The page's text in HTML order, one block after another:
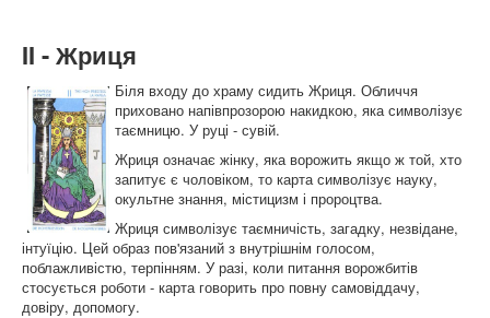
II - Жриця
Біля входу до храму сидить Жриця. Обличчя
приховано напівпрозорою накидкою, яка символізує
таємницю. У руці - сувій.
Жриця означає жінку, яка ворожить якщо ж той, хто
запитує є чоловіком, то карта символізує науку,
окультне знання, містицизм і пророцтва.
Жриця символізує таємничість, загадку, незвідане,
інтуїцію. Цей образ пов'язаний з внутрішнім голосом,
поблажливістю, терпінням. У разі, коли питання ворожбитів
стосується роботи - карта говорить про повну самовіддачу,
довіру, допомогу.